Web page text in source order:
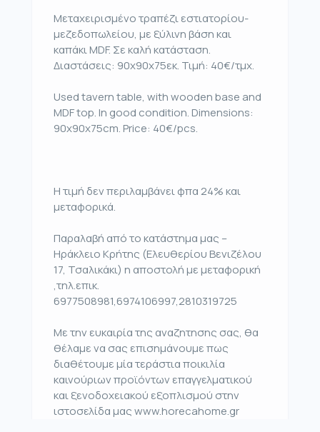
Μεταχειρισμένο τραπέζι εστιατορίου-
μεζεδοπωλείου, με ξύλινη βάση και
καπάκι MDF. Σε καλή κατάσταση.
Διαστάσεις: 90x90x75εκ. Τιμή: 40€/τμχ.
Used tavern table, with wooden base and
MDF top. In good condition. Dimensions:
90x90x75cm. Price: 40€/pcs.
Η τιμή δεν περιλαμβάνει φπα 24% και
μεταφορικά.
Παραλαβή από το κατάστημα μας –
Ηράκλειο Κρήτης (Ελευθερίου Βενιζέλου
17, Τσαλικάκι) η αποστολή με μεταφορική
,τηλ.επικ.
6977508981,6974106997,2810319725
Με την ευκαιρία της αναζητησης σας, θα
θέλαμε να σας επισημάνουμε πως
διαθέτουμε μία τεράστια ποικιλία
καινούριων προϊόντων επαγγελματικού
και ξενοδοχειακού εξοπλισμού στην
ιστοσελίδα μας www.horecahome.gr